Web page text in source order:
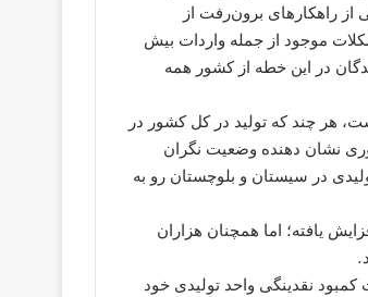
از راهکارهای برون‌رفت از
موجود از جمله واردات بیش
در این خطه از کشور همه
رفته است، هر چند که تولید در کل کشور در
نشان دهنده وضعیت نگران
در سیستان و بلوچستان رو به
یافته؛ اما همچنان هزاران
کمبود نقدینگی واحد تولیدی خود